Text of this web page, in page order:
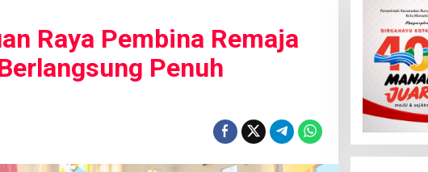
Raya Pembina Remaja
Penuh